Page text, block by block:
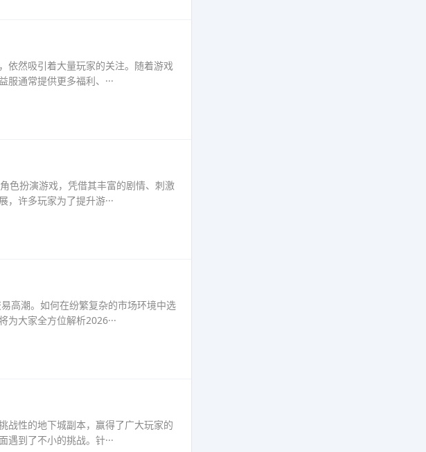
依然吸引着大量玩家的关注。随着游戏
通常提供更多福利、···
色扮演游戏，凭借其丰富的剧情、刺激
许多玩家为了提升游···
高潮。如何在纷繁复杂的市场环境中选
大家全方位解析2026···
战性的地下城副本，赢得了广大玩家的
到了不小的挑战。针···